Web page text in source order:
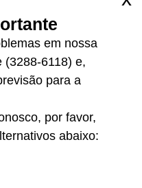
oferecemos a opção da
Dessa forma, o
utilizada na produção.
em nossa
(3288-6118) e,
para a
por favor,
abaixo: